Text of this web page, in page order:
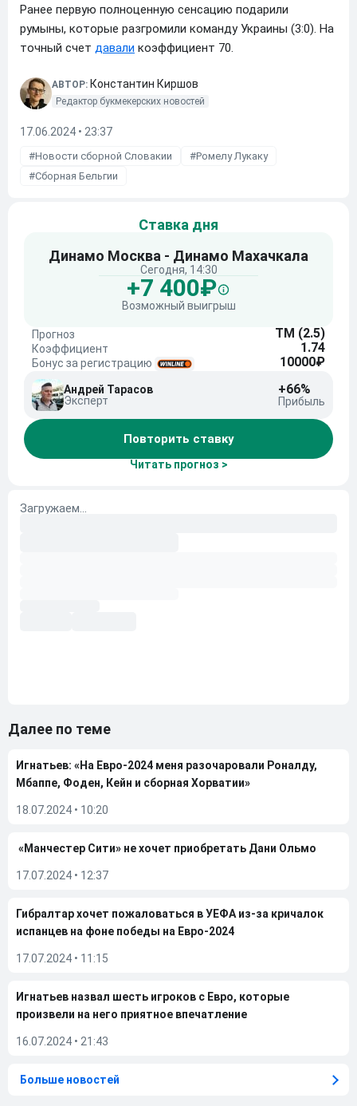
Ранее первую полноценную сенсацию подарили
румыны, которые разгромили команду Украины (3:0). На
точный счет давали коэффициент 70.
АВТОР: Константин Киршов
Редактор букмекерских новостей
17.06.2024 • 23:37
Новости сборной Словакии
Ромелу Лукаку
Сборная Бельгии
Ставка дня
Динамо Москва - Динамо Махачкала
Сегодня, 14:30
+7 400₽
Возможный выигрыш
Прогноз ТМ (2.5)
Коэффициент 1.74
Бонус за регистрацию 10000₽
Андрей Тарасов
Эксперт
+66%
Прибыль
Повторить ставку
Читать прогноз >
Далее по теме
Игнатьев: «На Евро-2024 меня разочаровали Роналду,
Мбаппе, Фоден, Кейн и сборная Хорватии»
18.07.2024 • 10:20
«Манчестер Сити» не хочет приобретать Дани Ольмо
17.07.2024 • 12:37
Гибралтар хочет пожаловаться в УЕФА из-за кричалок
испанцев на фоне победы на Евро-2024
17.07.2024 • 11:15
Игнатьев назвал шесть игроков с Евро, которые
произвели на него приятное впечатление
16.07.2024 • 21:43
Больше новостей